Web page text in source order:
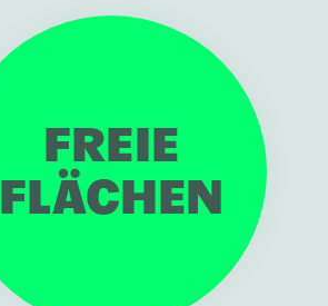
FREIE
FLÄCHEN